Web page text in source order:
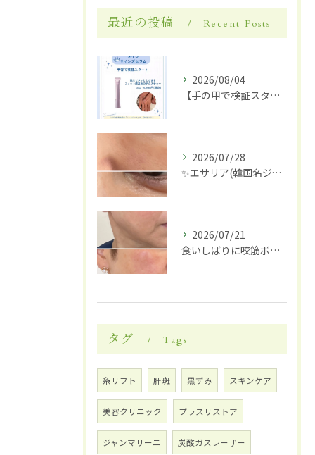
最近の投稿 Recent Posts
2026/08/04
【手の甲で検証スタート】✋✨
2026/07/28
✨エサリア(韓国名ジュブアセル)導入します✨
2026/07/21
食いしばりに咬筋ボトックス
タグ Tags
糸リフト 肝斑 黒ずみ スキンケア
美容クリニック プラスリストア
ジャンマリーニ 炭酸ガスレーザー